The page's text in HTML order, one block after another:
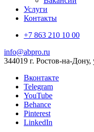
Услуги
Контакты
+7 863 210 10 00
info@abpro.ru
344019 г. Ростов-на-Дону,
Вконтакте
Telegram
YouTube
Behance
Pinterest
LinkedIn